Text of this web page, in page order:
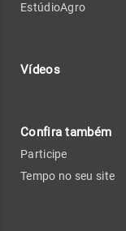
EstúdioAgro
Vídeos
Confira também
Participe
Tempo no seu site